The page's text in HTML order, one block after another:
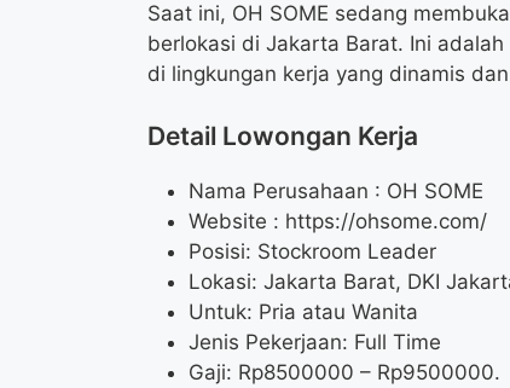
Saat ini, OH SOME sedang
berlokasi di Jakarta Barat. Ini
di lingkungan kerja yang dinamis
Detail Lowongan Kerja
Nama Perusahaan : OH SOME
Website : https://ohsome.com/
Posisi: Stockroom Leader
Lokasi: Jakarta Barat, DKI
Untuk: Pria atau Wanita
Jenis Pekerjaan: Full Time
Gaji: Rp8500000 – Rp9500000.